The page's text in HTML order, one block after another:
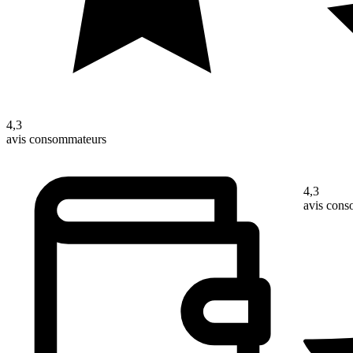
4,3
avis consommateurs
4,3
avis